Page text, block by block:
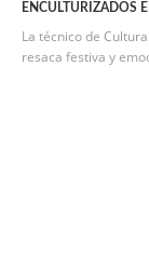
ENCULTURIZADOS
La técnico de
resaca festiva y